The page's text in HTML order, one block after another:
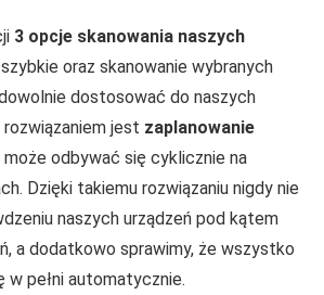
3 opcje skanowania naszych
szybkie oraz skanowanie wybranych
dostosować do naszych
jest zaplanowanie
odbywać się cyklicznie na
Dzięki takiemu rozwiązaniu nigdy nie
naszych urządzeń pod kątem
a dodatkowo sprawimy, że wszystko
w pełni automatycznie.